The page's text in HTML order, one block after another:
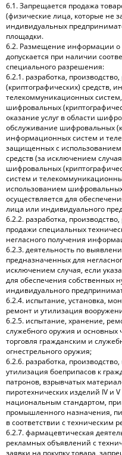
6.1. Запрещается продажа
(физические лица, которые не
индивидуальных
площадки.
6.2. Размещение информации о
допускается при наличии
специального разрешения:
6.2.1. разработка,
(криптографических) средств,
телекоммуникационных
шифровальных
оказание услуг в области
обслуживание шифровальных
информационных систем и
защищенных с
средств (за исключением
шифровальных
систем и
использованием шифровальных
осуществляется для
лица или индивидуального
6.2.2. разработка,
продажи специальных
негласного получения
6.2.3. деятельность по
предназначенных для
исключением случая, если
для обеспечения собственных
индивидуального
6.2.4. испытание, установка,
ремонт и утилизация
6.2.5. испытание, хранение,
служебного оружия и основных
торговля гражданским и
огнестрельного оружия;
6.2.6. разработка,
утилизация боеприпасов к
патронов, взрывчатых
пиротехнических изделий IV и
национальным стандартом,
промышленного назначения,
в соответствии с техническим
6.2.7. фармацевтическая
рекламных объявлений с
заявки на покупку товара,